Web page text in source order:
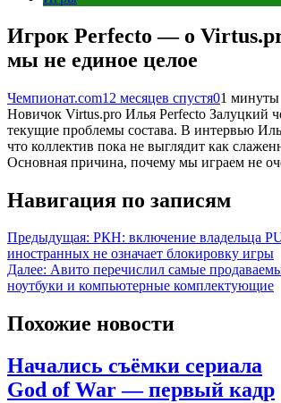
Игрок Perfecto — о
мы не единое целое
Чемпионат.com12 месяцев спустя01 минуты
Новичок Virtus.pro Илья Perfecto Залуцкий
текущие проблемы состава. В интервью
что коллектив пока не выглядит как
Основная причина, почему мы играем не
Навигация по записям
Предыдущая: РКН: включение владельца
иностранных не означает блокировку игры
Далее: Авито перечислил самые
ноутбуки и компьютерные комплектующие
Похожие новости
Начались съёмки сериала
God of War — первый кадр